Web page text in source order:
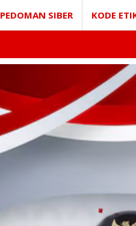
PEDOMAN SIBER KODE